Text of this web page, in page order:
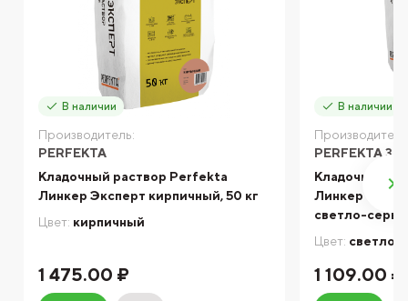
В наличии
Производитель:
PERFEKTA
Кладочный раствор Perfekta
Линкер Эксперт кирпичный, 50 кг
Цвет: кирпичный
1 475.00 ₽
В наличии
PERFEKTA
Кладочный
Линкер
светло-
Цвет: светло-
1 109.00 ₽